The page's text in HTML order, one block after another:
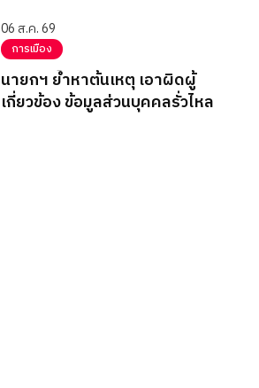
ภาพยนตร์ 2 วันเต็ม
06 ส.ค. 69
การเมือง
นายกฯ ย้ำหาต้นเหตุ เอาผิดผู้
เกี่ยวข้อง ข้อมูลส่วนบุคคลรั่วไหล